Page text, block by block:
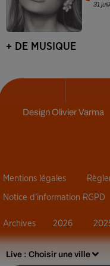
Live : Choisir une ville
31
+ DE MUSIQUE
DesignOlivier Varma
Mentions légales
Notice d’information RGPD
Archives 2026